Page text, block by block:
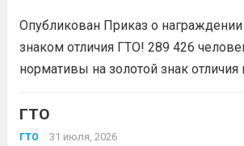
1сезон»! Проект
популяризацию
физкультурно-
Опубликован Приказ о
знаком отличия ГТО! 289 426
нормативы на золотой знак
млн человек по всей стране
испытаниях ГТО. Приказ...
ГТО
ГТО 31 июля, 2026